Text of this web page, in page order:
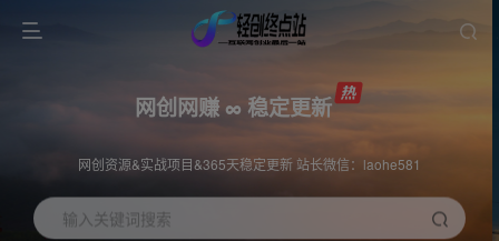
网创网赚 ∞ 稳定更新
网创资源&实战项目&365天稳定更新 站长微信：laohe581
输入关键词搜索